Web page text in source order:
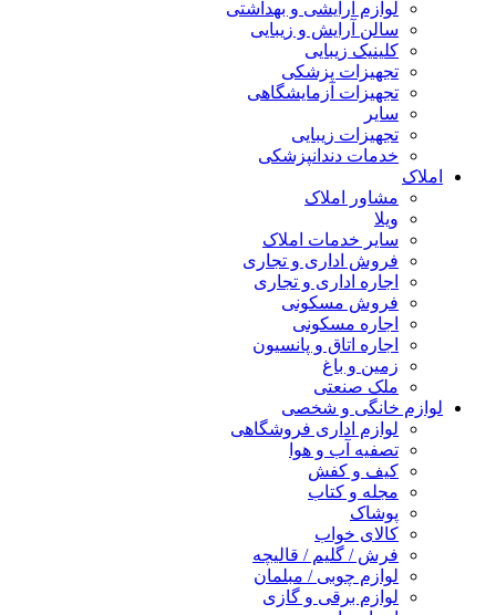
لوازم آرایشی و بهداشتی
سالن آرایش و زیبایی
کلینیک زیبایی
تجهیزات پزشکی
تجهیزات آزمایشگاهی
سایر
تجهیزات زیبایی
خدمات دندانپزشکی
املاک
مشاور املاک
ویلا
سایر خدمات املاک
فروش اداری و تجاری
اجاره اداری و تجاری
فروش مسکونی
اجاره مسکونی
اجاره اتاق و پانسیون
زمین و باغ
ملک صنعتی
لوازم خانگی و شخصی
لوازم اداری فروشگاهی
تصفیه آب و هوا
کیف و کفش
مجله و کتاب
پوشاک
کالای خواب
فرش / گلیم / قالیچه
لوازم چوبی / مبلمان
لوازم برقی و گازی